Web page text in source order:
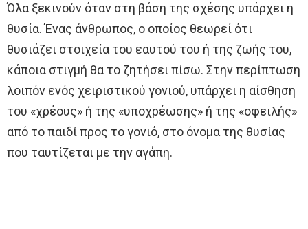
Όλα ξεκινούν όταν στη βάση της σχέσης υπάρχει η
θυσία. Ένας άνθρωπος, ο οποίος θεωρεί ότι
θυσιάζει στοιχεία του εαυτού του ή της ζωής του,
κάποια στιγμή θα το ζητήσει πίσω. Στην περίπτωση
λοιπόν ενός χειριστικού γονιού, υπάρχει η αίσθηση
του «χρέους» ή της «υποχρέωσης» ή της «οφειλής»
από το παιδί προς το γονιό, στο όνομα της θυσίας
που ταυτίζεται με την αγάπη.